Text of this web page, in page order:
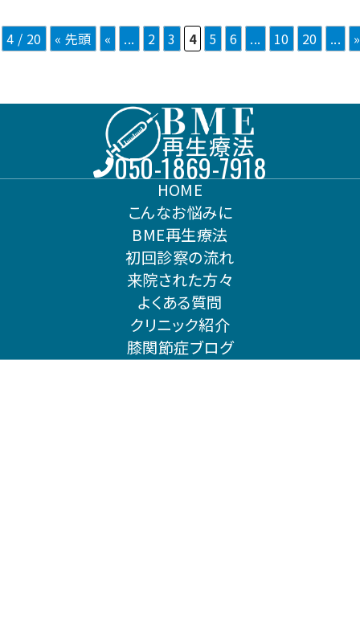
4 / 20 « 先頭 « ... 2 3 4 5 6 ... 10 20 ... »
050-1869-7918
HOME
こんなお悩みに
BME再生療法
初回診察の流れ
来院された方々
よくある質問
クリニック紹介
膝関節症ブログ